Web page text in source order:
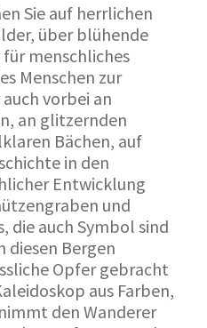
Sie auf herrlichen
über blühende
menschliches
Menschen zur
vorbei an
an glitzernden
Bächen, auf
in den
Entwicklung
und
die auch Symbol sind
diesen Bergen
Opfer gebracht
aus Farben,
den Wanderer